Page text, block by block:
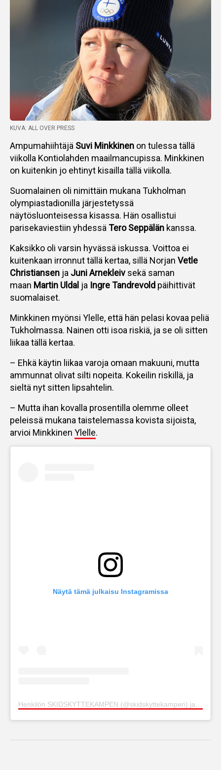
KUVA: ALL OVER PRESS
Ampumahiihtäjä Suvi Minkkinen on tulessa tällä
viikolla Kontiolahden maailmancupissa. Minkkinen
on kuitenkin jo ehtinyt kisailla tällä viikolla.
Suomalainen oli nimittäin mukana Tukholman
olympiastadionilla järjestetyssä
näytösluonteisessa kisassa. Hän osallistui
parisekaviestiin yhdessä Tero Seppälän kanssa.
Kaksikko oli varsin hyvässä iskussa. Voittoa ei
kuitenkaan irronnut tällä kertaa, sillä Norjan Vetle
Christiansen ja Juni Arnekleivsekä saman
maan Martin Uldal ja Ingre Tandrevold päihittivät
suomalaiset.
Minkkinen myönsi Ylelle, että hän pelasi kovaa peliä
Tukholmassa. Nainen otti isoa riskiä, ja se oli sitten
liikaa tällä kertaa.
– Ehkä käytin liikaa varoja omaan makuuni, mutta
ammunnat olivat silti nopeita. Kokeilin riskillä, ja
sieltä nyt sitten lipsahtelin.
– Mutta ihan kovalla prosentilla olemme olleet
peleissä mukana taistelemassa kovista sijoista,
arvioi Minkkinen Ylelle.
Näytä tämä julkaisu Instagramissa